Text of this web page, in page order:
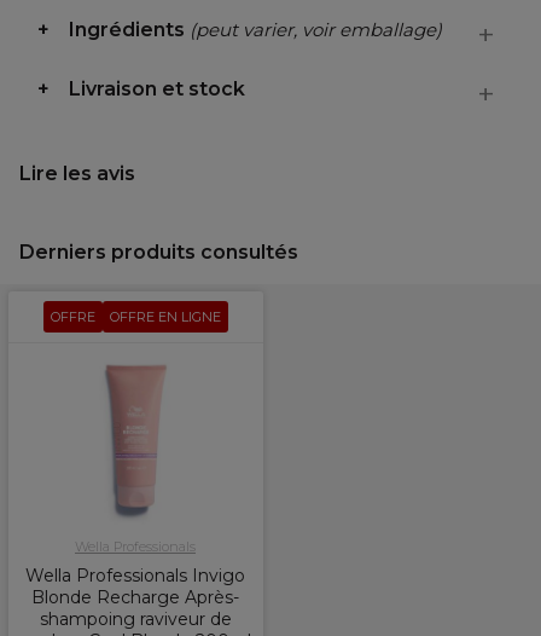
Ingrédients (peut varier, voir emballage)
Livraison et stock
Lire les avis
Derniers produits consultés
OFFRE OFFRE EN LIGNE
Wella Professionals
Wella Professionals Invigo
Blonde Recharge Après-
shampoing raviveur de